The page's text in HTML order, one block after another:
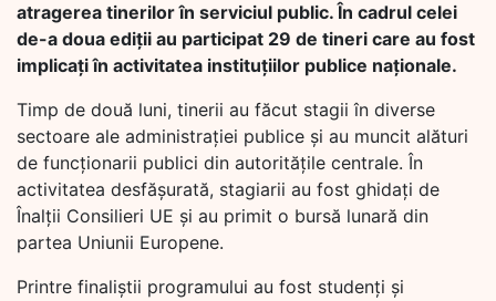
atragerea tinerilor în serviciul public. În cadrul celei
de-a doua ediții au participat 29 de tineri care au fost
implicați în activitatea instituțiilor publice naționale.
Timp de două luni, tinerii au făcut stagii în diverse
sectoare ale administrației publice și au muncit alături
de funcționarii publici din autoritățile centrale. În
activitatea desfășurată, stagiarii au fost ghidați de
Înalții Consilieri UE și au primit o bursă lunară din
partea Uniunii Europene.
Printre finaliștii programului au fost studenți și